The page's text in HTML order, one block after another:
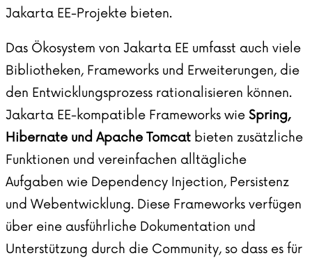
Jakarta EE-Projekte bieten.
Das Ökosystem von Jakarta EE umfasst auch viele
Bibliotheken, Frameworks und Erweiterungen, die
den Entwicklungsprozess rationalisieren können.
Jakarta EE-kompatible Frameworks wie Spring,
Hibernate und Apache Tomcat bieten zusätzliche
Funktionen und vereinfachen alltägliche
Aufgaben wie Dependency Injection, Persistenz
und Webentwicklung. Diese Frameworks verfügen
über eine ausführliche Dokumentation und
Unterstützung durch die Community, so dass es für